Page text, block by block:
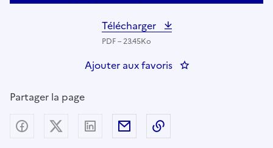
Télécharger
PDF – 23.45Ko
Ajouter aux favoris : Cadre de santé
Partager la page
Partager sur Facebook
Partager sur X (anciennement Twitter) -
Partager sur LinkedIn
Partager par email